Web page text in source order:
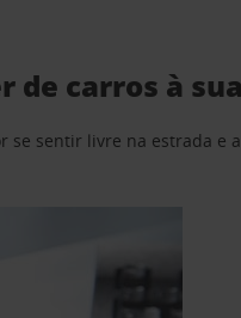
de carros à
sentir livre na estrada